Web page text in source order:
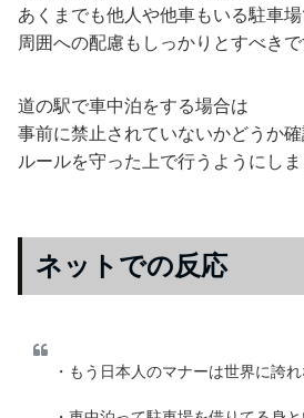
あくまでも他人や他車もいる駐車
周囲への配慮もしっかりとすべきで
道の駅で車中泊をする場合は
事前に禁止されていないかどうか確
ルールを守った上で行うようにしま
ネットでの反応
・もう日本人のマナーは世界に誇